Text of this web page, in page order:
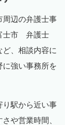
周辺の弁護士事
士市 弁護士
、相談内容に
に強い事務所を
り駅から近い事
や営業時間、